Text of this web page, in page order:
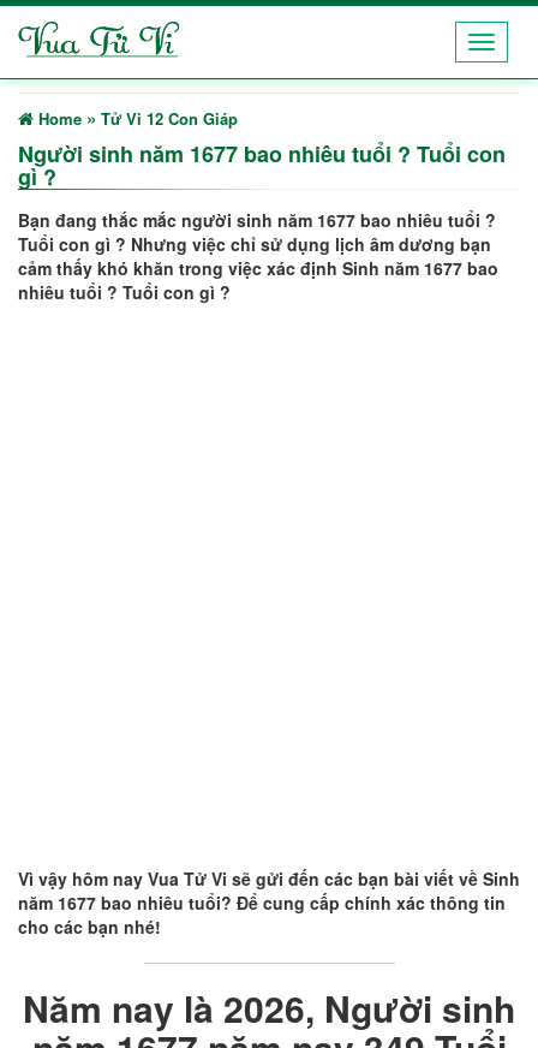
Toggle
Home » Tử Vi 12 Con Giáp
Người sinh năm 1677 bao nhiêu tuổi ? Tuổi con
gì ?
Bạn đang thắc mắc người sinh năm 1677 bao nhiêu tuổi ?
Tuổi con gì ? Nhưng việc chỉ sử dụng lịch âm dương bạn
cảm thấy khó khăn trong việc xác định Sinh năm 1677 bao
nhiêu tuổi ? Tuổi con gì ?
Vì vậy hôm nay Vua Tử Vi sẽ gửi đến các bạn bài viết về Sinh
năm 1677 bao nhiêu tuổi? Để cung cấp chính xác thông tin
cho các bạn nhé!
Năm nay là 2026, Người sinh